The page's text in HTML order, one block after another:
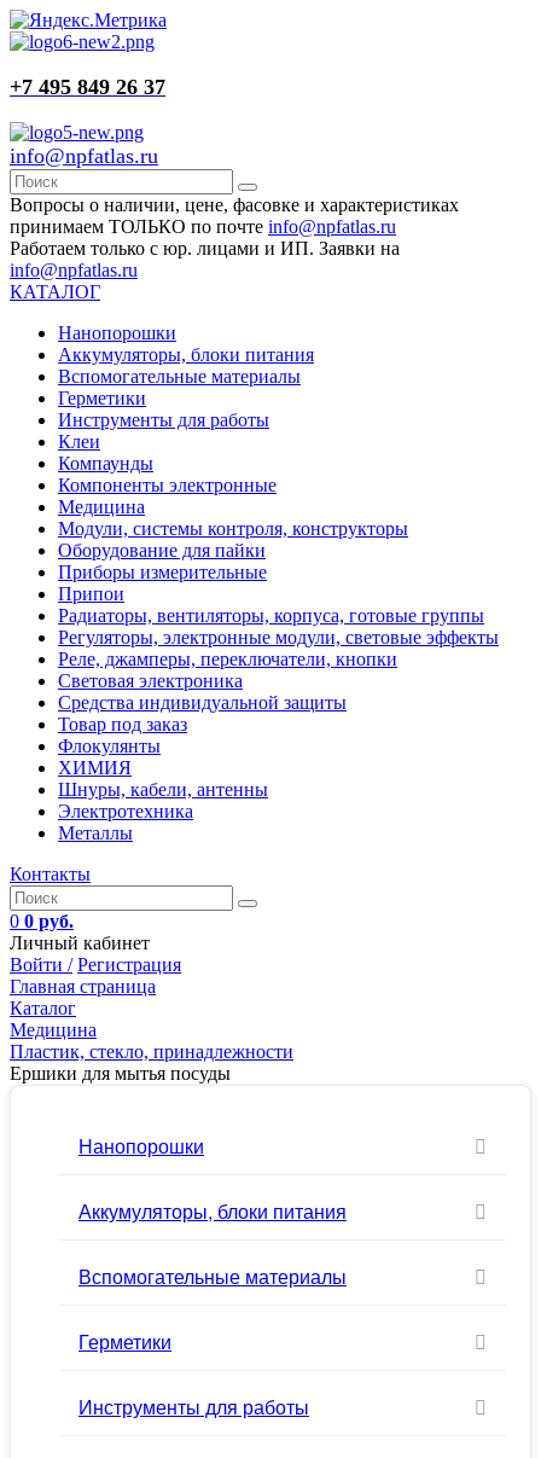
+7 495 849 26 37
info@npfatlas.ru
Вопросы о наличии, цене, фасовке и характеристиках
принимаем ТОЛЬКО по почте info@npfatlas.ru
Работаем только с юр. лицами и ИП. Заявки на
info@npfatlas.ru
КАТАЛОГ
Нанопорошки
Аккумуляторы, блоки питания
Вспомогательные материалы
Герметики
Инструменты для работы
Клеи
Компаунды
Компоненты электронные
Медицина
Модули, системы контроля, конструкторы
Оборудование для пайки
Приборы измерительные
Припои
Радиаторы, вентиляторы, корпуса, готовые группы
Регуляторы, электронные модули, световые эффекты
Реле, джамперы, переключатели, кнопки
Световая электроника
Средства индивидуальной защиты
Товар под заказ
Флокулянты
ХИМИЯ
Шнуры, кабели, антенны
Электротехника
Металлы
Контакты
0 0 руб.
Личный кабинет
Войти / Регистрация
Главная страница
Каталог
Медицина
Пластик, стекло, принадлежности
Ершики для мытья посуды
Нанопорошки
Аккумуляторы, блоки питания
Вспомогательные материалы
Герметики
Инструменты для работы